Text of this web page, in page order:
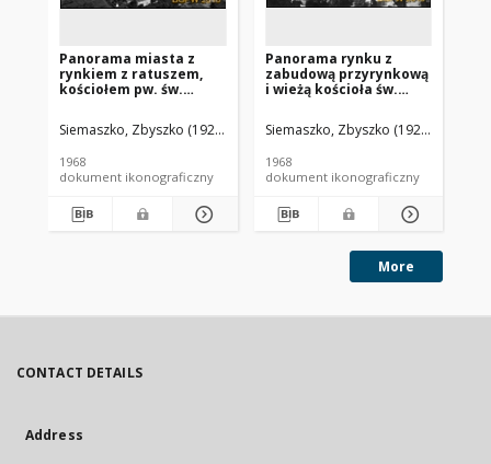
Panorama miasta z
rynkiem z ratuszem,
kościołem pw. św.
kościoła
protestanckiego, widok
południowo-zachodniej,
Bytom Odrzański
Siemaszko, Zbyszko (1925-2015).
1968
dokument ikonograficzny
Panorama rynku z
zabudową przyrynkową
i wieżą kościoła św.
lotniczy od strony
południowej, Czernina
Siemaszko, Zbyszko (1925-2015).
1968
dokument ikonograficzny
More
CONTACT DETAILS
Address